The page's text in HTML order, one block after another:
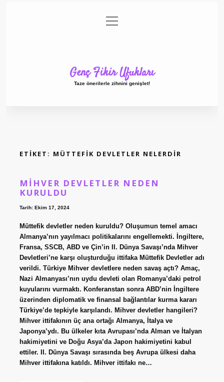
Gizlilik Politikası
menüyü
aç
Genç Fikir Ufukları
Taze önerilerle zihnini genişlet!
ETIKET: MÜTTEFIK DEVLETLER NELERDIR
MIHVER DEVLETLER NEDEN
KURULDU
Tarih: Ekim 17, 2024
Müttefik devletler neden kuruldu? Oluşumun temel amacı
Almanya’nın yayılmacı politikalarını engellemekti. İngiltere,
Fransa, SSCB, ABD ve Çin’in II. Dünya Savaşı’nda Mihver
Devletleri’ne karşı oluşturduğu ittifaka Müttefik Devletler adı
verildi. Türkiye Mihver devletlere neden savaş açtı? Amaç,
Nazi Almanyası’nın uydu devleti olan Romanya’daki petrol
kuyularını vurmaktı. Konferanstan sonra ABD’nin İngiltere
üzerinden diplomatik ve finansal bağlantılar kurma kararı
Türkiye’de tepkiyle karşılandı. Mihver devletler hangileri?
Mihver ittifakının üç ana ortağı Almanya, İtalya ve
Japonya’ydı. Bu ülkeler kıta Avrupası’nda Alman ve İtalyan
hakimiyetini ve Doğu Asya’da Japon hakimiyetini kabul
ettiler. II. Dünya Savaşı sırasında beş Avrupa ülkesi daha
Mihver ittifakına katıldı. Mihver ittifakı ne…